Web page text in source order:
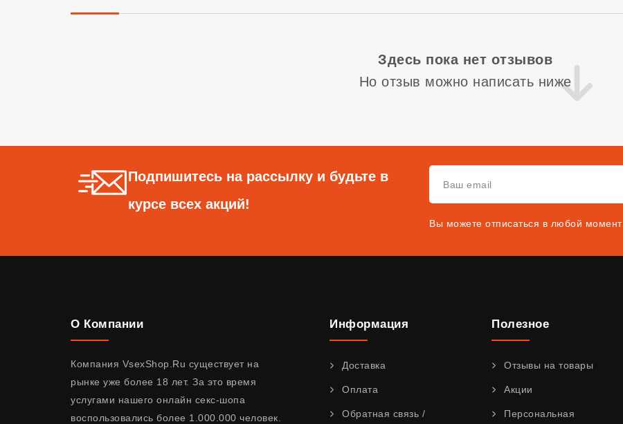
Здесь пока нет отзывов
Но отзыв можно написать ниже
Подпишитесь на рассылку и будьте в
курсе всех акций!
Вы можете отписаться в любой момент
О Компании
Компания VsexShop.Ru существует на
рынке уже более 18 лет. За это время
услугами нашего онлайн секс-шопа
воспользовались более 1.000.000 человек.
Информация
Доставка
Оплата
Обратная связь /
Полезное
Отзывы на товары
Акции
Персональная